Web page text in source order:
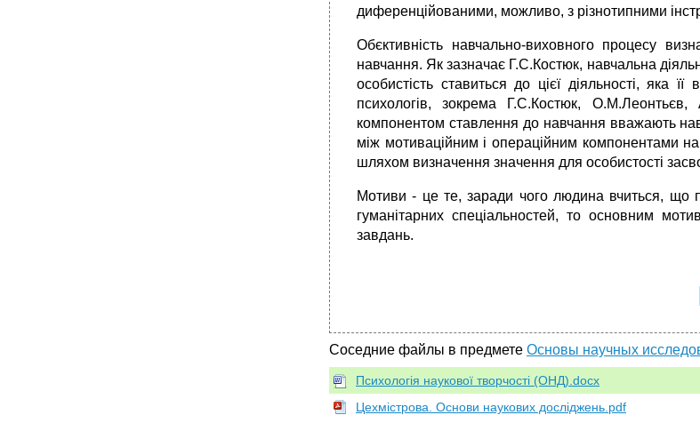
диференційованими, можливо, з різнотипними
Обєктивність навчально-виховного процесу
навчання. Як зазначає Г.С.Костюк, навчальна
особистість ставиться до цієї діяльності, яка
психологів, зокрема Г.С.Костюк,
компонентом ставлення до навчання вважають
між мотиваційним і операційним компонентами
шляхом визначення значення для особистості
Мотиви - це те, заради чого людина вчиться, що
гуманітарних спеціальностей, то основним
завдань.
Соседние файлы в предмете Основы научных
Психологія наукової творчості (ОНД).docx
Цехмістрова. Основи наукових досліджень.pdf